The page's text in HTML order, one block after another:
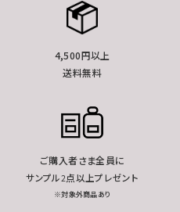
4,500円以上
送料無料
ご購入者さま全員に
サンプル2点以上プレゼント
※対象外商品あり